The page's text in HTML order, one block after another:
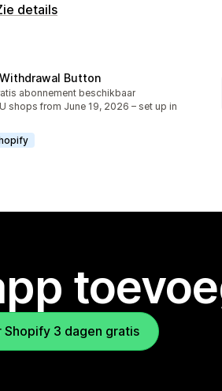
details
Withdrawal Button
in totaalabonnement beschikbaar
shops from June 19, 2026 – set up in
Shopify 3 dagen gratis